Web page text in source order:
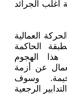
الجرائد
العمالية
الحاكمة
هذا الهجوم
عن أزمة
وسوف
الرجعية